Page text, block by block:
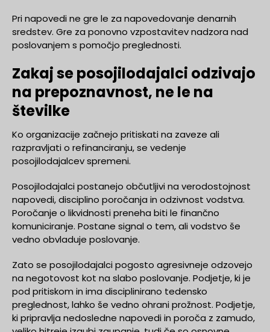
Pri napovedi ne gre le za napovedovanje denarnih
sredstev. Gre za ponovno vzpostavitev nadzora nad
poslovanjem s pomočjo preglednosti.
Zakaj se posojilodajalci odzivajo
na prepoznavnost, ne le na
številke
Ko organizacije začnejo pritiskati na zaveze ali
razpravljati o refinanciranju, se vedenje
posojilodajalcev spremeni.
Posojilodajalci postanejo občutljivi na verodostojnost
napovedi, disciplino poročanja in odzivnost vodstva.
Poročanje o likvidnosti preneha biti le finančno
komuniciranje. Postane signal o tem, ali vodstvo še
vedno obvladuje poslovanje.
Zato se posojilodajalci pogosto agresivneje odzovejo
na negotovost kot na slabo poslovanje. Podjetje, ki je
pod pritiskom in ima disciplinirano tedensko
preglednost, lahko še vedno ohrani prožnost. Podjetje,
ki pripravlja nedosledne napovedi in poroča z zamudo,